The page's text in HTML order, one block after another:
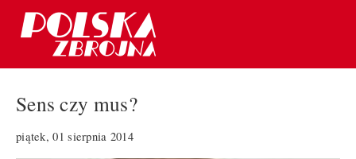
Sens czy mus?
piątek, 01 sierpnia 2014